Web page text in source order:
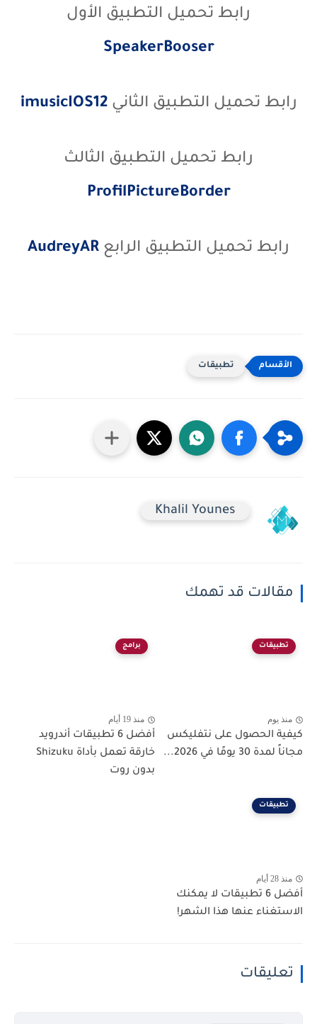
رابط تحميل التطبيق الأول
SpeakerBooser
رابط تحميل التطبيق الثانيimusicIOS12
رابط تحميل التطبيق الثالث
ProfilPictureBorder
رابط تحميل التطبيق الرابع AudreyAR
تطبيقات
Khalil Younes
مقالات قد تهمك
تطبيقات
منذ يوم
كيفية الحصول على نتفليكس
مجاناً لمدة 30 يومًا في 2026...
برامج
منذ 19 أيام
أفضل 6 تطبيقات أندرويد
خارقة تعمل بأداة Shizuku
بدون روت
تطبيقات
منذ 28 أيام
أفضل 6 تطبيقات لا يمكنك
الاستغناء عنها هذا الشهر!
تعليقات